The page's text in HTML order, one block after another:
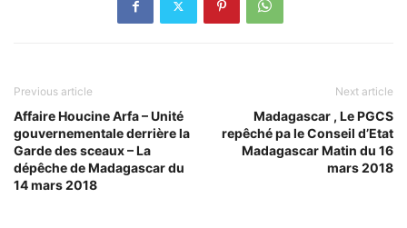
Previous article
Affaire Houcine Arfa – Unité
gouvernementale derrière la
Garde des sceaux – La
dépêche de Madagascar du
14 mars 2018
Next article
Madagascar , Le PGCS
repêché pa le Conseil d’Etat
Madagascar Matin du 16
mars 2018